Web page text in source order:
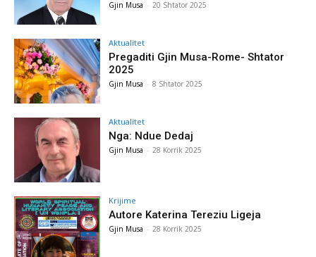
Gjin Musa - 20 Shtator 2025
Aktualitet
Pregaditi Gjin Musa-Rome- Shtator
2025
Gjin Musa - 8 Shtator 2025
Aktualitet
Nga: Ndue Dedaj
Gjin Musa - 28 Korrik 2025
Krijime
Autore Katerina Tereziu Ligeja
Gjin Musa - 28 Korrik 2025